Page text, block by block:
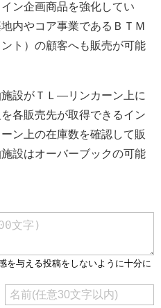
ン企画商品を強化してい
内やコア事業であるＢＴＭ
ト）の顧客へも販売が可能
設がＴＬ―リンカーン上に
各販売先が取得できるイン
ン上の在庫数を確認して販
設はオーバーブックの可能